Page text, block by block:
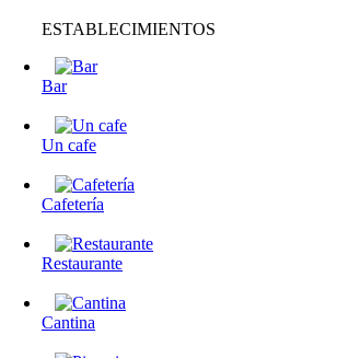
ESTABLECIMIENTOS
Bar
Un cafe
Cafetería
Restaurante
Cantina